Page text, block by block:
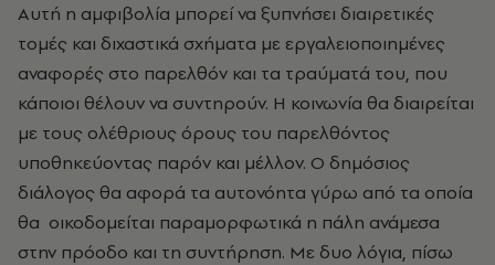
Αυτή η αμφιβολία μπορεί να ξυπνήσει διαιρετικές
τομές και διχαστικά σχήματα με εργαλειοποιημένες
αναφορές στο παρελθόν και τα τραύματά του, που
κάποιοι θέλουν να συντηρούν. Η κοινωνία θα διαιρείται
με τους ολέθριους όρους του παρελθόντος
υποθηκεύοντας παρόν και μέλλον. Ο δημόσιος
διάλογος θα αφορά τα αυτονόητα γύρω από τα οποία
θα οικοδομείται παραμορφωτικά η πάλη ανάμεσα
στην πρόοδο και τη συντήρηση. Με δυο λόγια, πίσω